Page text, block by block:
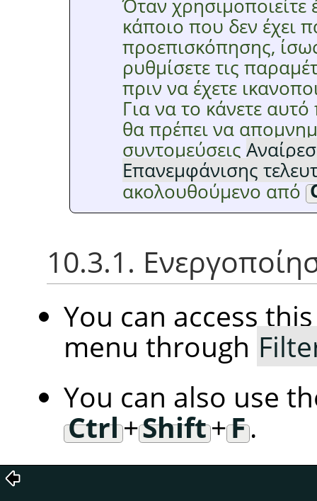
Όταν χρησιμοποιείτε
κάποιο που δεν έχει
προεπισκόπησης,
ρυθμίσετε τις
πριν να έχετε
Για να το κάνετε
θα πρέπει να
συντομεύσεις
Επανεμφάνισης
ακολουθούμενο από
10.3.1.
You can access
menu through
You can also use
Ctrl+Shift+F.